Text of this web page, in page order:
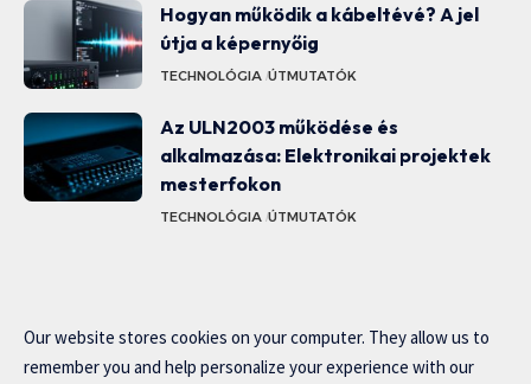
Hogyan működik a kábeltévé? A jel
útja a képernyőig
TECHNOLÓGIA ÚTMUTATÓK
Az ULN2003 működése és
alkalmazása: Elektronikai projektek
mesterfokon
TECHNOLÓGIA ÚTMUTATÓK
Our website stores cookies on your computer. They allow us to
remember you and help personalize your experience with our